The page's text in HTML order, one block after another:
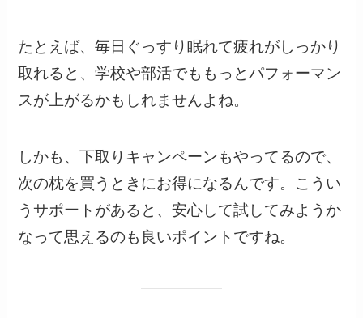
たとえば、毎日ぐっすり眠れて疲れがしっかり
取れると、学校や部活でももっとパフォーマン
スが上がるかもしれませんよね。
しかも、下取りキャンペーンもやってるので、
次の枕を買うときにお得になるんです。こうい
うサポートがあると、安心して試してみようか
なって思えるのも良いポイントですね。